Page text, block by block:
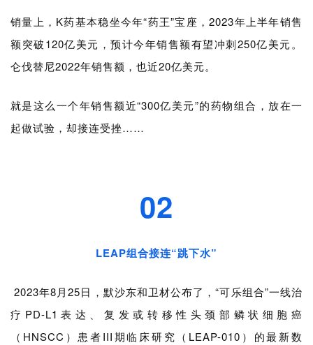
销量上，K药基本稳坐今年“药王”宝座，2023年上半年销售
额突破120亿美元，预计今年销售额有望冲刺250亿美元。
仑伐替尼2022年销售额，也近20亿美元。
就是这么一个年销售额近“300亿美元”的药物组合，放在一
起做试验，却接连受挫……
02
LEAP组合接连“跳下水”
2023年8月25日，默沙东和卫材公布了，“可乐组合”一线治
疗PD-L1表达、复发或转移性头颈部鳞状细胞癌
（HNSCC）患者III期临床研究（LEAP-010）的最新数